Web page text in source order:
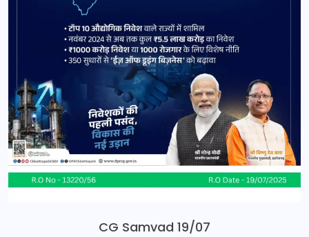
CG Samvad 19/07